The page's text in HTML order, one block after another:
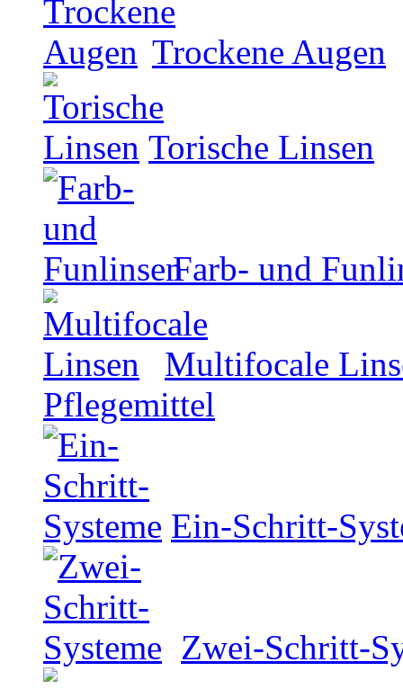
Trockene Augen
Torische Linsen
Farb- und
Multifocale
Pflegemittel
Ein-Schritt-
Zwei-Schritt-